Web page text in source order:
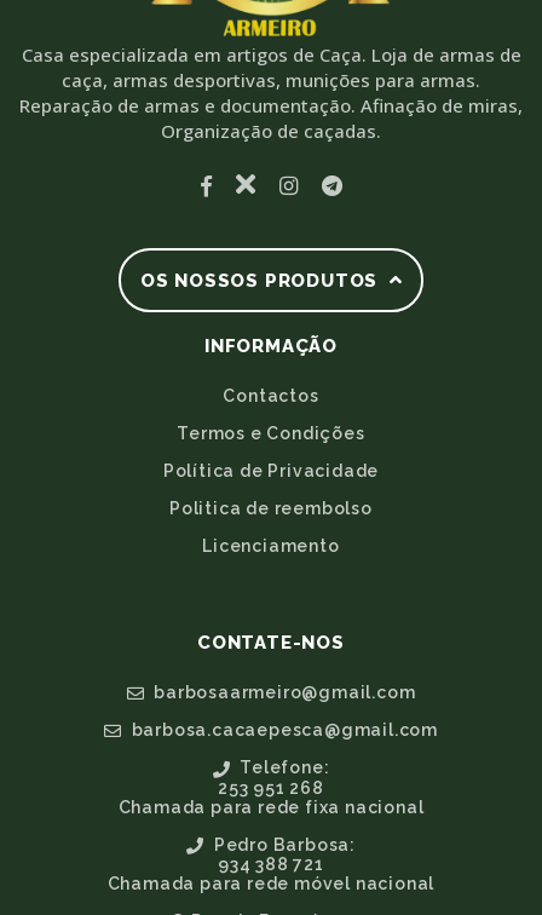
Casa especializada em artigos de Caça. Loja de armas de
caça, armas desportivas, munições para armas.
Reparação de armas e documentação. Afinação de miras,
Organização de caçadas.
OS NOSSOS PRODUTOS
INFORMAÇÃO
Contactos
Termos e Condições
Política de Privacidade
Politica de reembolso
Licenciamento
CONTATE-NOS
barbosaarmeiro@gmail.com
barbosa.cacaepesca@gmail.com
Telefone:
253 951 268
Chamada para rede fixa nacional
Pedro Barbosa:
934 388 721
Chamada para rede móvel nacional